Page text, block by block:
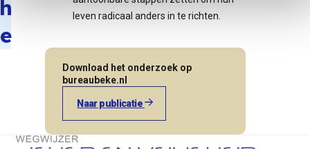
e
leven radicaal anders in te richten.
Download het onderzoek op
bureaubeke.nl
Naar publicatie
Terug naar de startpagina